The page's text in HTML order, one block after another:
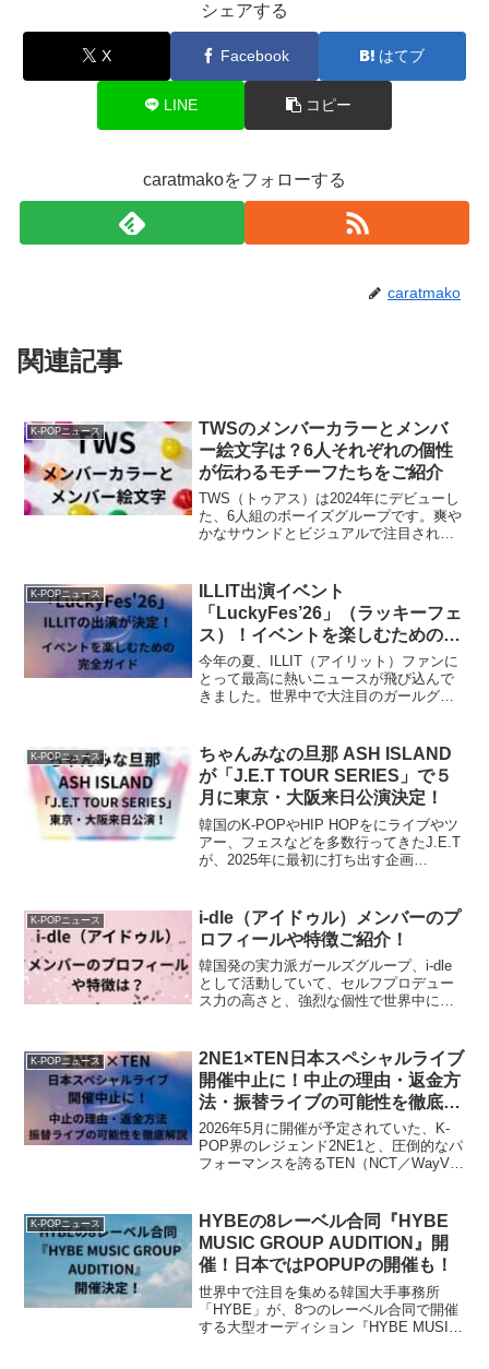
シェアする
X Facebook はてブ
LINE コピー
caratmakoをフォローする
caratmako
関連記事
K-POPニュース
TWSのメンバーカラーとメンバ
ー絵文字は？6人それぞれの個性
が伝わるモチーフたちをご紹介
TWS（トゥアス）は2024年にデビューし
た、6人組のボーイズグループです。爽や
かなサウンドとビジュアルで注目されて
メンバーカラーです。公式ではないもの
の、YouTub...
K-POPニュース
ILLIT出演イベント
「LuckyFes’26」（ラッキーフェ
ス）！イベントを楽しむための完
全ガイド
今年の夏、ILLIT（アイリット）ファンに
とって最高に熱いニュースが飛び込んで
きました。世界中で大注目のガールグル
「LuckyFes'26」に出演することが決定し
ました！「...
K-POPニュース
ちゃんみなの旦那 ASH ISLAND
が「J.E.T TOUR SERIES」で５
月に東京・大阪来日公演決定！
韓国のK-POPやHIP HOPをにライブやツ
アー、フェスなどを多数行ってきたJ.E.T
が、2025年に最初に打ち出す企画
韓国...
K-POPニュース
i-dle（アイドゥル）メンバーのプ
ロフィールや特徴ご紹介！
韓国発の実力派ガールズグループ、i-dle
として活動していて、セルフプロデュー
ス力の高さと、強烈な個性で世界中にフ
ルや、興味深いエピソード、さらに脱退
した元メンバー・...
K-POPニュース
2NE1×TEN日本スペシャルライブ
開催中止に！中止の理由・返金方
法・振替ライブの可能性を徹底解
説
2026年5月に開催が予定されていた、K-
POP界のレジェンド2NE1と、圧倒的なパ
フォーマンスを誇るTEN（NCT／WayV）
たが、突如として全公演の中止が発表さ
れま...
K-POPニュース
HYBEの8レーベル合同『HYBE
MUSIC GROUP AUDITION』開
催！日本ではPOPUPの開催も！
世界中で注目を集める韓国大手事務所
「HYBE」が、8つのレーベル合同で開催
する大型オーディション『HYBE MUSIC